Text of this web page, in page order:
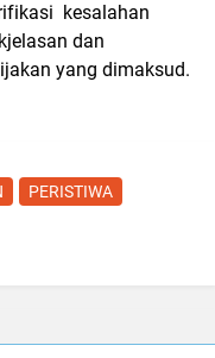
kesalahan
dan
yang dimaksud.
PERISTIWA